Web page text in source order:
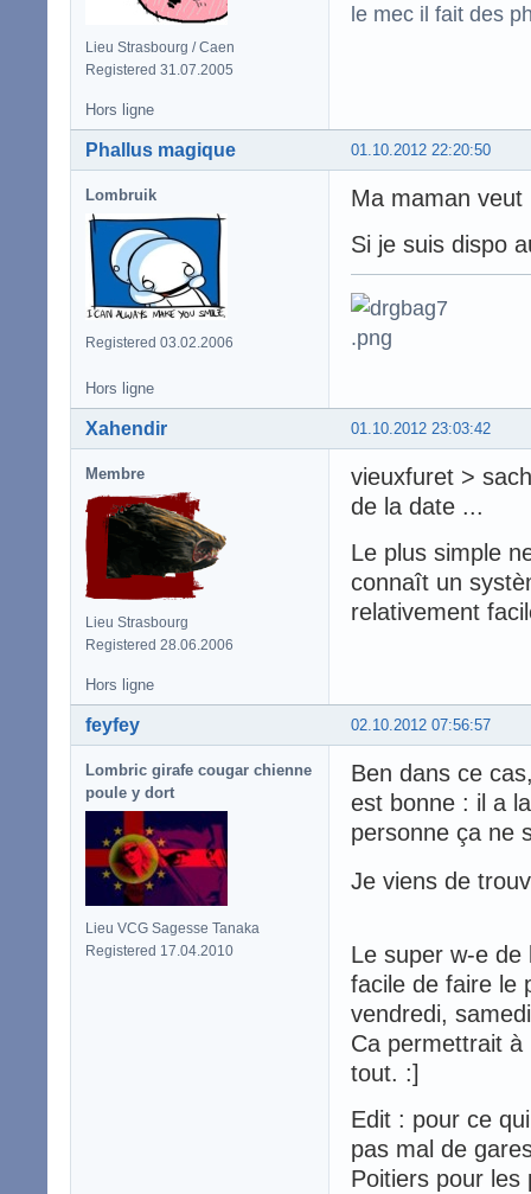
Lieu Strasbourg / Caen
Registered 31.07.2005
le mec il fait des
Hors ligne
01.10.2012 22:20:50
Phallus magique
Lombruik
Registered 03.02.2006
Ma maman veut
Si je suis dispo
Hors ligne
01.10.2012 23:03:42
Xahendir
Membre
Lieu Strasbourg
Registered 28.06.2006
vieuxfuret >
de la date ...
Le plus simple
connaît un
relativement
Hors ligne
02.10.2012 07:56:57
feyfey
Lombric girafe cougar chienne
poule y dort
Lieu VCG Sagesse Tanaka
Registered 17.04.2010
Ben dans ce
est bonne : il a
personne ça ne
Je viens de
Le super w-e
facile de faire le
vendredi,
Ca permettrait
tout. :]
Edit : pour ce
pas mal de
Poitiers pour